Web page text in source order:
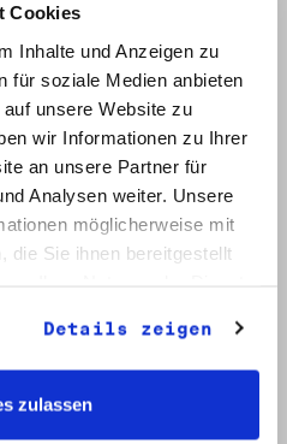
Cookies
Inhalte und Anzeigen zu
für soziale Medien anbieten
unsere Website zu
wir Informationen zu Ihrer
an unsere Partner für
Analysen weiter. Unsere
möglicherweise mit
die Sie ihnen bereitgestellt
Details zeigen
zulassen
Titel: Fusion von "Bündnis 90" und "Die Grünen" (2)
- Jan. 1993